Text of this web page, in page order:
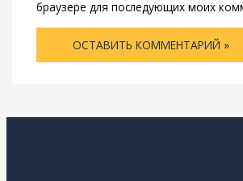
браузере для последующих моих